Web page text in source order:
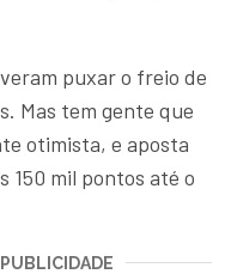
puxar o freio de
Mas tem gente que
otimista, e aposta
150 mil pontos até o